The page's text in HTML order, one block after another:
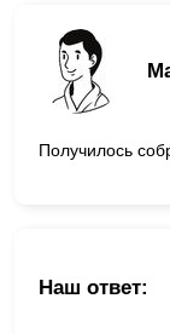
Получилось
Наш ответ: